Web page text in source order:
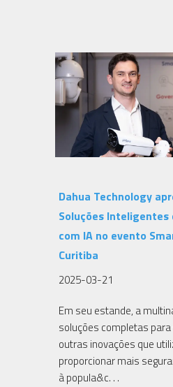
Dahua Technology
Soluções Inteligentes
com IA no evento
Curitiba
2025-03-21
Em seu estande, a
soluções completas
outras inovações que
proporcionar mais
à popula&c. . .